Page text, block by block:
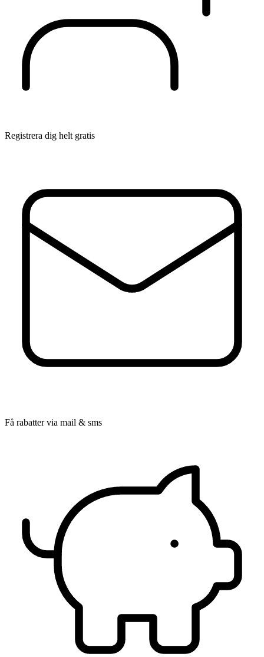
Registrera dig helt gratis
Få rabatter via mail & sms